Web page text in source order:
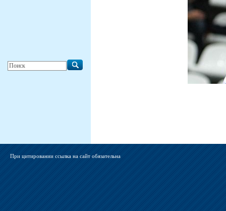
При цитировании ссылка на сайт обязательна